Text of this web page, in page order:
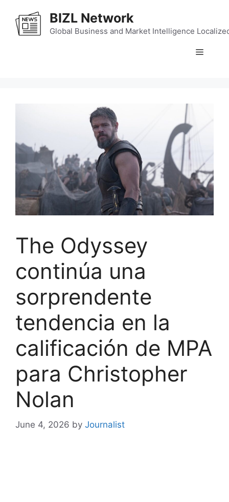
content
BIZL Network
Global Business and Market Intelligence
Menu
The Odyssey
continúa una
sorprendente
tendencia en la
calificación de MPA
para Christopher
Nolan
June 4, 2026 by Journalist